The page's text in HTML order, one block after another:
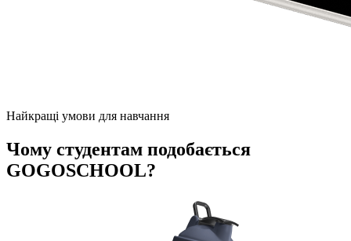
Найкращі умови для навчання
Чому студентам подобається
GOGOSCHOOL?